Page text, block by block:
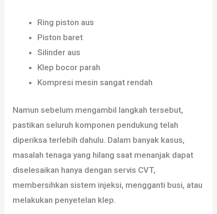
Ring piston aus
Piston baret
Silinder aus
Klep bocor parah
Kompresi mesin sangat rendah
Namun sebelum mengambil langkah tersebut,
pastikan seluruh komponen pendukung telah
diperiksa terlebih dahulu. Dalam banyak kasus,
masalah tenaga yang hilang saat menanjak dapat
diselesaikan hanya dengan servis CVT,
membersihkan sistem injeksi, mengganti busi, atau
melakukan penyetelan klep.